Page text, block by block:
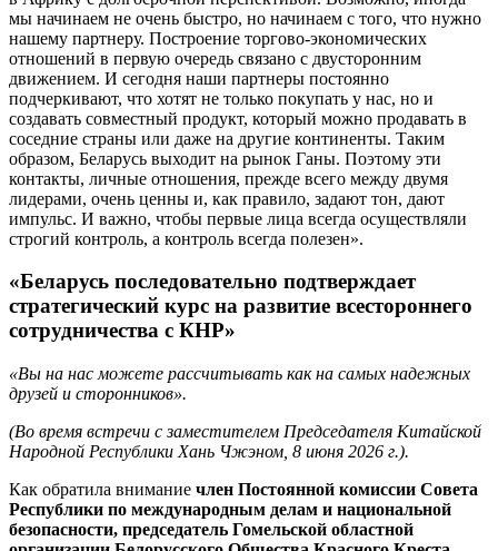
мы начинаем не очень быстро, но начинаем с того, что нужно
нашему партнеру. Построение торгово-экономических
отношений в первую очередь связано с двусторонним
движением. И сегодня наши партнеры постоянно
подчеркивают, что хотят не только покупать у нас, но и
создавать совместный продукт, который можно продавать в
соседние страны или даже на другие континенты. Таким
образом, Беларусь выходит на рынок Ганы. Поэтому эти
контакты, личные отношения, прежде всего между двумя
лидерами, очень ценны и, как правило, задают тон, дают
импульс. И важно, чтобы первые лица всегда осуществляли
строгий контроль, а контроль всегда полезен».
«Беларусь последовательно подтверждает
стратегический курс на развитие всестороннего
сотрудничества с КНР»
«Вы на нас можете рассчитывать как на самых надежных
друзей и сторонников».
(Во время встречи с заместителем Председателя Китайской
Народной Республики Хань Чжэном, 8 июня 2026 г.).
Как обратила внимание член Постоянной комиссии Совета
Республики по международным делам и национальной
безопасности, председатель Гомельской областной